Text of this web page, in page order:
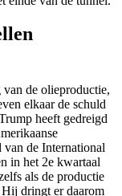
de olieproductie,
elkaar de schuld
heeft gedreigd
van de International
in het 2e kwartaal
als de productie
dringt er daarom